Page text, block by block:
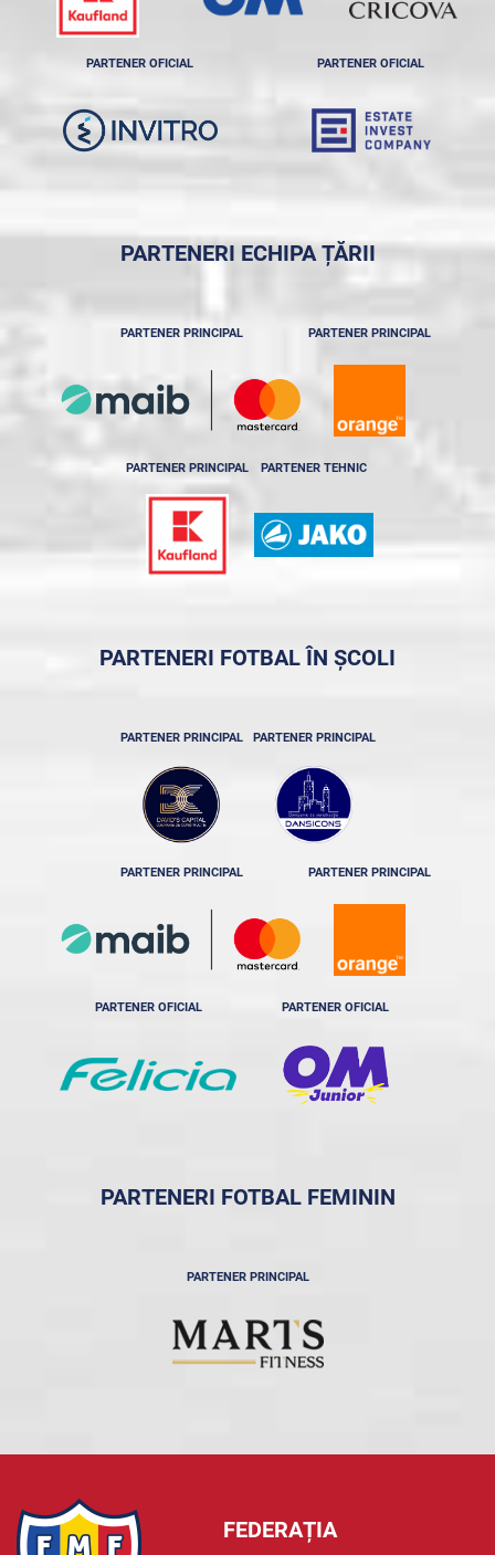
PARTENER OFICIAL PARTENER OFICIAL
PARTENERI ECHIPA ȚĂRII
PARTENER PRINCIPAL PARTENER PRINCIPAL
PARTENER PRINCIPAL PARTENER TEHNIC
PARTENERI FOTBAL ÎN ȘCOLI
PARTENER PRINCIPAL PARTENER PRINCIPAL
PARTENER PRINCIPAL PARTENER PRINCIPAL
PARTENER OFICIAL PARTENER OFICIAL
PARTENERI FOTBAL FEMININ
PARTENER PRINCIPAL
FEDERAȚIA